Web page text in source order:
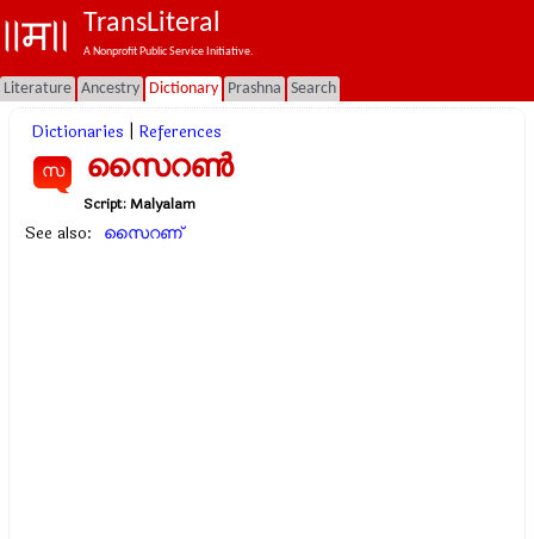
TransLiteral
A Nonprofit Public Service Initiative.
Literature Ancestry Dictionary Prashna Search
Dictionaries References
സ സൈറണ്‍
Script:Malyalam
See also: സൈറണ്